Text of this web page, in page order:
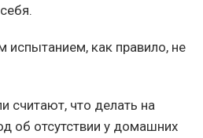
испытанием, как правило, не
считают, что делать на
об отсутствии у домашних